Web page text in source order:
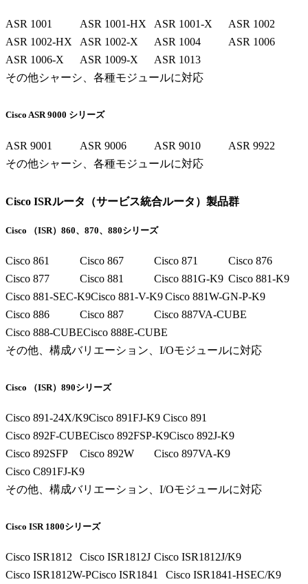
ASR 1001 ASR 1001-HX ASR 1001-X
ASR 1002
ASR 1002-HX
ASR 1002-X ASR 1004
ASR 1006
ASR 1006-X
ASR 1009-X
ASR 1013
その他シャーシ、各種モジュールに対応
Cisco ASR 9000 シリーズ
ASR 9001 ASR 9006 ASR 9010
ASR 9922
その他シャーシ、各種モジュールに対応
Cisco ISRルータ（サービス統合ルータ）製品群
Cisco （ISR）860、870、880シリーズ
Cisco 861 Cisco 867 Cisco 871
Cisco 876
Cisco 877
Cisco 881 Cisco 881G-K9 Cisco 881-K9
Cisco 881-SEC-K9Cisco 881-V-K9Cisco 881W-GN-P-K9
Cisco 886
Cisco 887
Cisco 887VA-CUBE
Cisco 888-CUBECisco 888E-CUBE
その他、構成バリエーション、I/Oモジュールに対応
Cisco （ISR）890シリーズ
Cisco 891-24X/K9Cisco 891FJ-K9 Cisco 891
Cisco 892F-CUBECisco 892FSP-K9Cisco 892J-K9
Cisco 892SFP
Cisco 892W
Cisco 897VA-K9
Cisco C891FJ-K9
その他、構成バリエーション、I/Oモジュールに対応
Cisco ISR 1800シリーズ
Cisco ISR1812 Cisco ISR1812J Cisco ISR1812J/K9
Cisco ISR1812W-PCisco ISR1841
Cisco ISR1841-HSEC/K9